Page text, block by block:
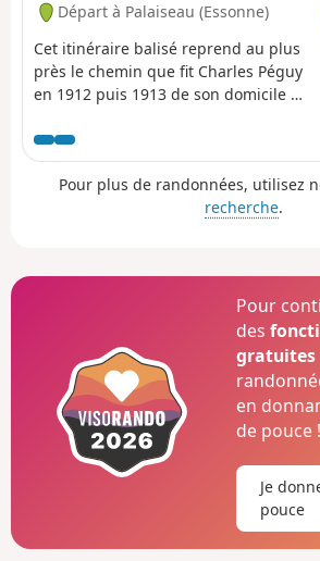
Départ à Palaiseau (Essonne)
Cet itinéraire balisé reprend au plus
près le chemin que fit Charles Péguy
en 1912 puis 1913 de son domicile de
passant par Dourdan . L'itinéraire
pédestre représente 94 kilomètres,
jalonnés de balises Bleues et
Blanches. Le Chemin a été créé par l'
d'Eure-et-Loir. C'est à Visorando que
l'on doit sa première publication sur
Pour plus de randonnées, utilisez
recherche.
Pour
des
gratuites
en
de pouce !
Je
pouce